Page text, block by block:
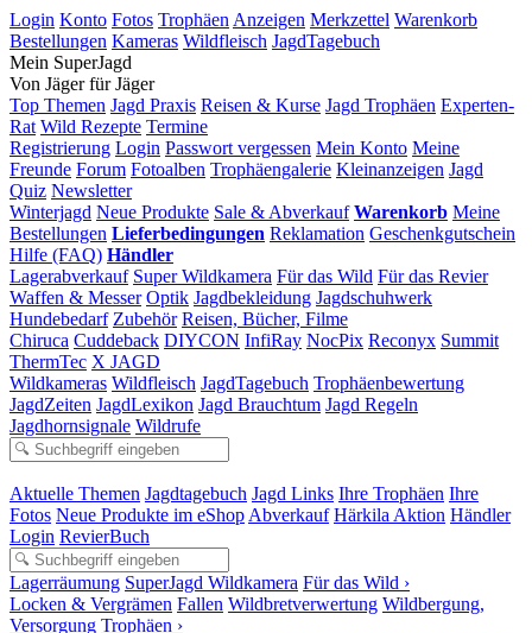
Login Konto Fotos Trophäen Anzeigen Merkzettel Warenkorb
Bestellungen Kameras Wildfleisch JagdTagebuch
Mein SuperJagd
Von Jäger für Jäger
Top Themen Jagd Praxis Reisen & Kurse Jagd Trophäen Experten-
Rat Wild Rezepte Termine
Registrierung Login Passwort vergessen Mein Konto Meine
Freunde Forum Fotoalben Trophäengalerie Kleinanzeigen Jagd
Quiz Newsletter
Winterjagd Neue Produkte Sale & Abverkauf Warenkorb Meine
Bestellungen Lieferbedingungen Reklamation Geschenkgutschein
Hilfe (FAQ) Händler
Lagerabverkauf Super Wildkamera Für das Wild Für das Revier
Waffen & Messer Optik Jagdbekleidung Jagdschuhwerk
Hundebedarf Zubehör Reisen, Bücher, Filme
Chiruca Cuddeback DIYCON InfiRay NocPix Reconyx Summit
ThermTec X JAGD
Wildkameras Wildfleisch JagdTagebuch Trophäenbewertung
JagdZeiten JagdLexikon Jagd Brauchtum Jagd Regeln
Jagdhornsignale Wildrufe
Aktuelle Themen Jagdtagebuch Jagd Links Ihre Trophäen Ihre
Fotos Neue Produkte im eShop Abverkauf Härkila Aktion Händler
Login RevierBuch
Lagerräumung SuperJagd Wildkamera Für das Wild ›
Locken & Vergrämen Fallen Wildbretverwertung Wildbergung,
Versorgung Trophäen ›